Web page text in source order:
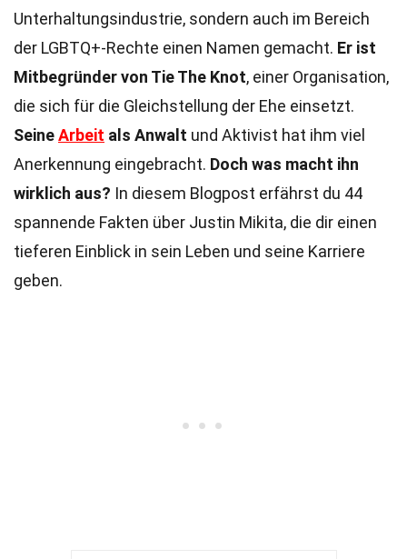
Unterhaltungsindustrie, sondern auch im Bereich
der LGBTQ+-Rechte einen Namen gemacht. Er ist
Mitbegründer von Tie The Knot, einer Organisation,
die sich für die Gleichstellung der Ehe einsetzt.
SeineArbeit als Anwalt und Aktivist hat ihm viel
Anerkennung eingebracht. Doch was macht ihn
wirklich aus? In diesem Blogpost erfährst du 44
spannende Fakten über Justin Mikita, die dir einen
tieferen Einblick in sein Leben und seine Karriere
geben.